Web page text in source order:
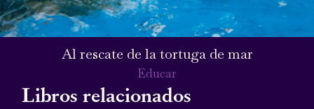
Al rescate de la tortuga de mar
Educar
Libros relacionados